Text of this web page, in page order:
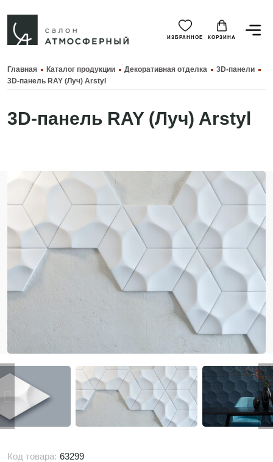
ИЗБРАННОЕ КОРЗИНА
Главная Каталог продукции Декоративная отделка
3D-панели
3D-панель RAY (Луч) Arstyl
3D-панель RAY (Луч) Arstyl
Код товара: 63299